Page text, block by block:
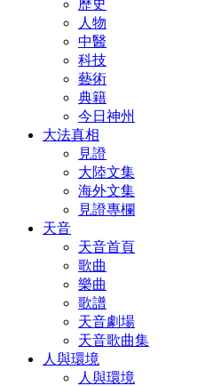
歷史
人物
中醫
科技
藝術
典籍
今日神州
大法真相
見證
大陸文集
海外文集
見證專欄
天音
天音首頁
歌曲
樂曲
歌譜
天音劇場
天音歌曲集
人與環境
人與環境